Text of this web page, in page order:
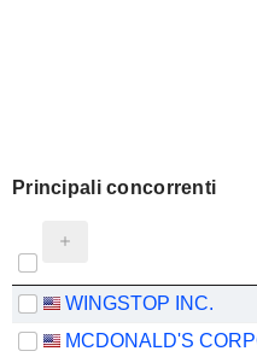
Principali concorrenti
WINGSTOP INC.